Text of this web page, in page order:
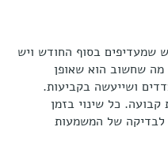
שמעדיפים בסוף החודש ויש
שחשוב הוא שאופן
ושייעשה בקביעות.
קבועה. כל שינוי בזמן
לבדיקה של המשמעות